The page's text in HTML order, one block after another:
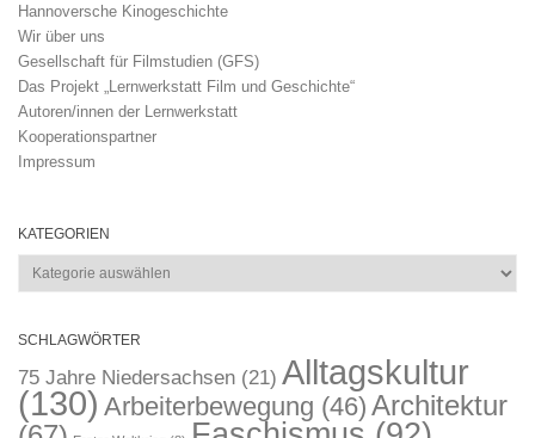
Hannoversche Kinogeschichte
Wir über uns
Gesellschaft für Filmstudien (GFS)
Das Projekt „Lernwerkstatt Film und Geschichte“
Autoren/innen der Lernwerkstatt
Kooperationspartner
Impressum
KATEGORIEN
Kategorien
SCHLAGWÖRTER
75 Jahre Niedersachsen (21) Alltagskultur
(130) Arbeiterbewegung (46) Architektur